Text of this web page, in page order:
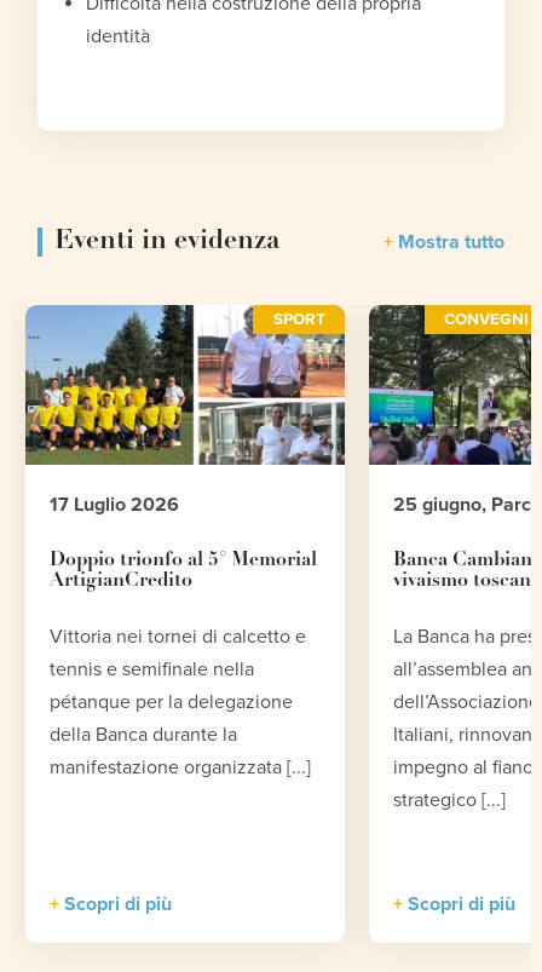
identità
Eventi in evidenza Mostra tutto
SPORT
17 Luglio 2026
Doppio trionfo al 5° Memorial
ArtigianCredito
Vittoria nei tornei di calcetto e
tennis e semifinale nella
pétanque per la delegazione
della Banca durante la
manifestazione organizzata [...]
Scopri di più
CONVEGNI
25 giugno,
Banca
vivaismo toscano
La Banca ha
all’assemblea
Italiani,
impegno al
strategico [...]
Scopri di più